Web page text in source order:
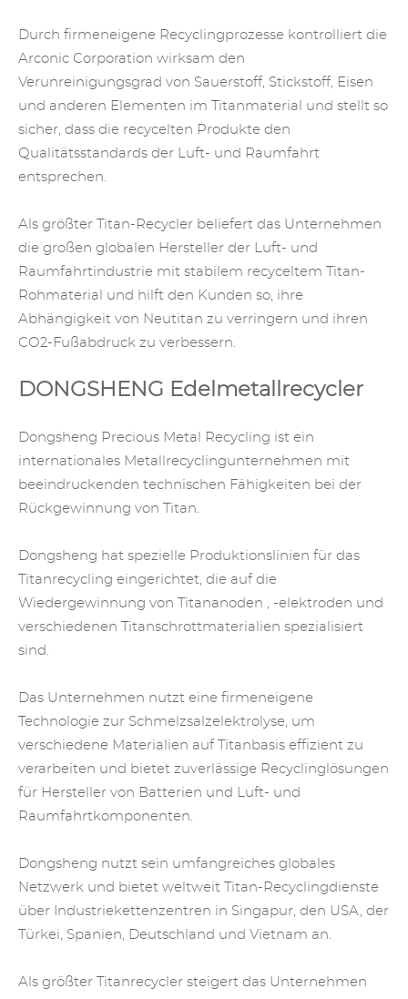
Durch firmeneigene Recyclingprozesse kontrolliert die
Arconic Corporation wirksam den
Verunreinigungsgrad von Sauerstoff, Stickstoff, Eisen
und anderen Elementen im Titanmaterial und stellt so
sicher, dass die recycelten Produkte den
Qualitätsstandards der Luft- und Raumfahrt
entsprechen.
Als größter Titan-Recycler beliefert das Unternehmen
die großen globalen Hersteller der Luft- und
Raumfahrtindustrie mit stabilem recyceltem Titan-
Rohmaterial und hilft den Kunden so, ihre
Abhängigkeit von Neutitan zu verringern und ihren
CO2-Fußabdruck zu verbessern.
DONGSHENG Edelmetallrecycler
Dongsheng Precious Metal Recycling ist ein
internationales Metallrecyclingunternehmen mit
beeindruckenden technischen Fähigkeiten bei der
Rückgewinnung von Titan.
Dongsheng hat spezielle Produktionslinien für das
Titanrecycling eingerichtet, die auf die
Wiedergewinnung von Titananoden , -elektroden und
verschiedenen Titanschrottmaterialien spezialisiert
sind.
Das Unternehmen nutzt eine firmeneigene
Technologie zur Schmelzsalzelektrolyse, um
verschiedene Materialien auf Titanbasis effizient zu
verarbeiten und bietet zuverlässige Recyclinglösungen
für Hersteller von Batterien und Luft- und
Raumfahrtkomponenten.
Dongsheng nutzt sein umfangreiches globales
Netzwerk und bietet weltweit Titan-Recyclingdienste
über Industriekettenzentren in Singapur, den USA, der
Türkei, Spanien, Deutschland und Vietnam an.
Als größter Titanrecycler steigert das Unternehmen